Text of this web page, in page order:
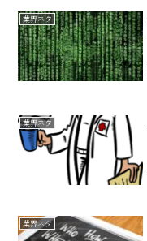
業界ネタ
業界ネタ
業界ネタ